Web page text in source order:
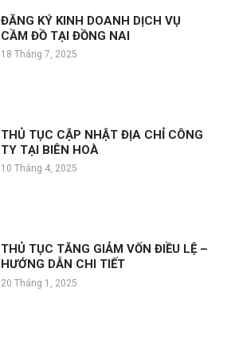
ĐĂNG KÝ KINH DOANH DỊCH VỤ
CẦM ĐỒ TẠI ĐỒNG NAI
18 Tháng 7, 2025
THỦ TỤC CẬP NHẬT ĐỊA CHỈ CÔNG
TY TẠI BIÊN HOÀ
10 Tháng 4, 2025
THỦ TỤC TĂNG GIẢM VỐN ĐIỀU LỆ –
HƯỚNG DẪN CHI TIẾT
20 Tháng 1, 2025